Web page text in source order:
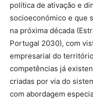
política de ativação e
socioeconómico e que
na próxima década
Portugal 2030), com
empresarial do
competências já
criadas por via do
com abordagem